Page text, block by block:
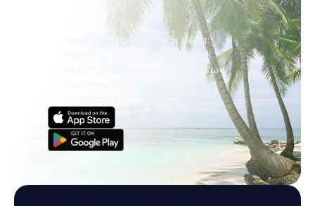
Νέες προσφορές κάθε μέρα:
πτήσεις, διακοπές, city break
Πρακτική διαχείριση κρατήσεων
Όλα όσα έχουν σημασία, στη